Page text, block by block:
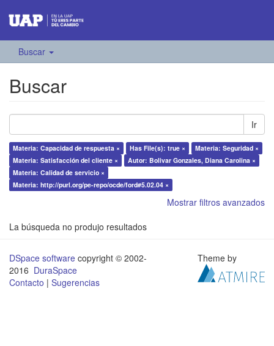
Buscar
Buscar
Ir
Materia: Capacidad de respuesta × Has File(s): true ×
Materia: Seguridad ×
Materia: Satisfacción del cliente ×
Autor: Bolivar Gonzales, Diana Carolina ×
Materia: Calidad de servicio ×
Materia: http://purl.org/pe-repo/ocde/ford#5.02.04 ×
Mostrar filtros avanzados
La búsqueda no produjo resultados
DSpace software copyright © 2002-
2016 DuraSpace
Contacto | Sugerencias
Theme by